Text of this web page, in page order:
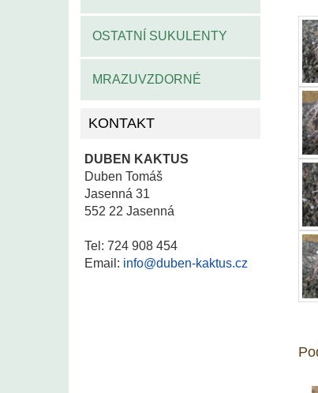
OSTATNÍ SUKULENTY
MRAZUVZDORNÉ
KONTAKT
DUBEN KAKTUS
Duben Tomáš
Jasenná 31
552 22 Jasenná
Tel: 724 908 454
Email: info@duben-kaktus.cz